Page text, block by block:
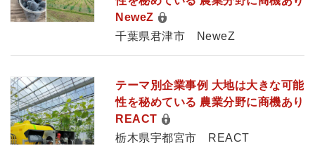
NeweZ
千葉県君津市 NeweZ
テーマ別企業事例 大地は大きな可能
性を秘めている 農業分野に商機あり
REACT
栃木県宇都宮市 REACT